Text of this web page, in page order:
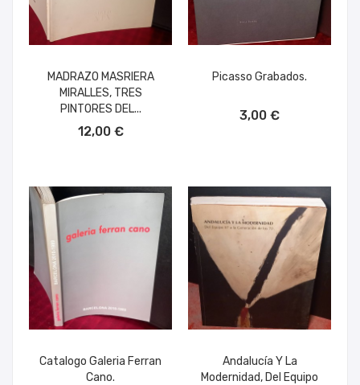
MADRAZO MASRIERA
MIRALLES, TRES
PINTORES DEL...
12,00 €
Picasso Grabados.
3,00 €
Catalogo Galeria Ferran
Cano.
Andalucía Y La
Modernidad, Del Equipo